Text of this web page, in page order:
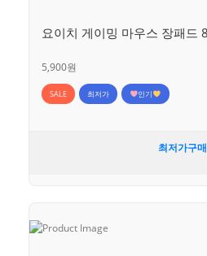
요이치 게이밍 마우스 장패드
5,900원
SALE 최저가 인기
최저가구매